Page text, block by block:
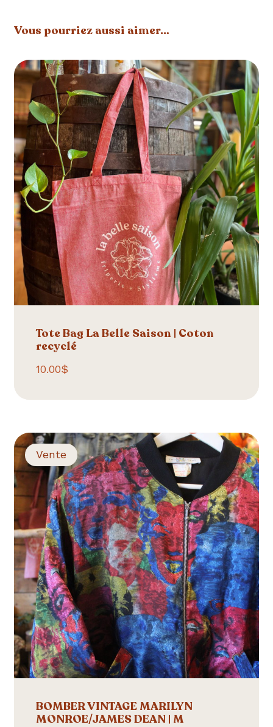
Vous pourriez aussi aimer…
Tote Bag La Belle Saison | Coton
recyclé
10.00$
Vente
BOMBER VINTAGE MARILYN
MONROE/JAMES DEAN | M